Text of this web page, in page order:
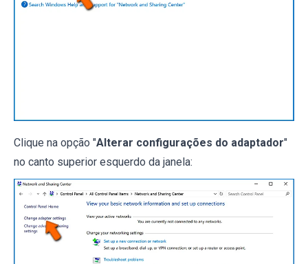
Clique na opção "Alterar configurações do adaptador"
no canto superior esquerdo da janela: